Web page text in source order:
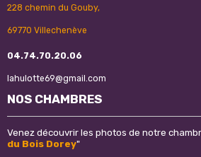
228 chemin du Gouby,
69770 Villechenève
04.74.70.20.06
lahulotte69@gmail.com
NOS CHAMBRES
Venez découvrir les photos de notre
du Bois Dorey"